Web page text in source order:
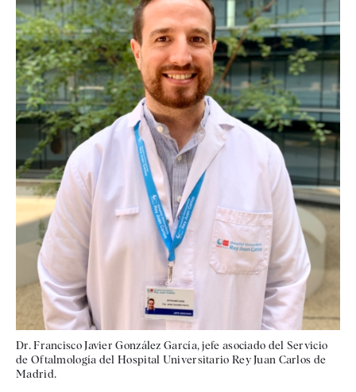
Dr. Francisco Javier González García, jefe asociado del Servicio
de Oftalmología del Hospital Universitario Rey Juan Carlos de
Madrid.